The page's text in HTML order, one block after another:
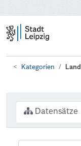
Kategorien
Datensätze